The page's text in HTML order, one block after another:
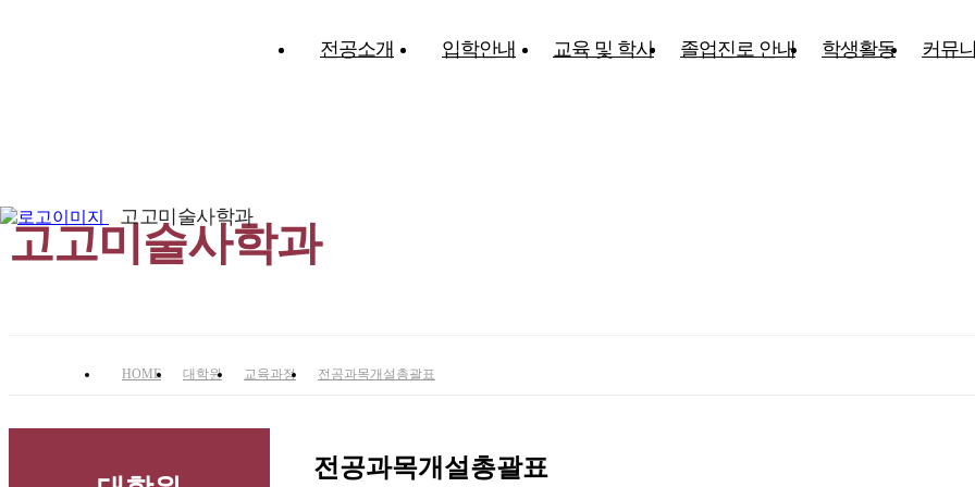
고고미술사학과
전공소개 입학안내 교육 및 학사 졸업진로 안내 학생활동 커뮤
고고미술사학과
HOME 대학원 교육과정 전공과목개설총괄표
전공과목개설총괄표